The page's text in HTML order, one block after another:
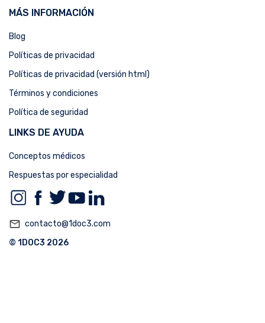
MÁS INFORMACIÓN
Blog
Políticas de privacidad
Políticas de privacidad (versión html)
Términos y condiciones
Política de seguridad
LINKS DE AYUDA
Conceptos médicos
Respuestas por especialidad
mail_outline contacto@1doc3.com
© 1DOC3 2026